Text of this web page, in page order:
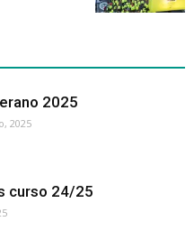
2025
2025
curso 24/25